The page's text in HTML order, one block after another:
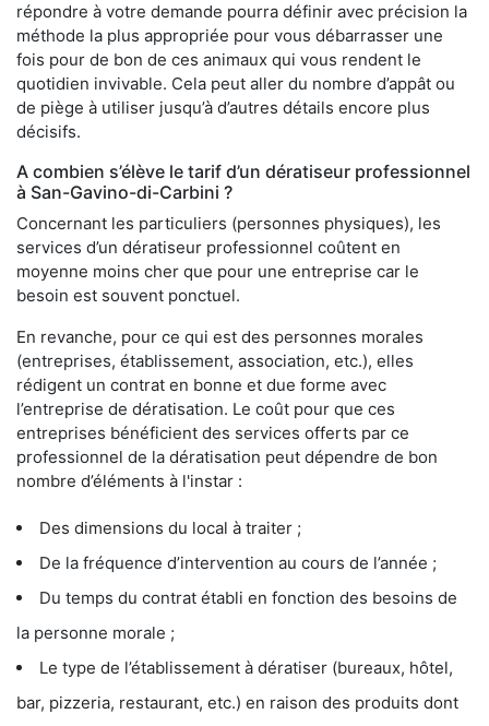
répondre à votre demande pourra définir avec précision la
méthode la plus appropriée pour vous débarrasser une
fois pour de bon de ces animaux qui vous rendent le
quotidien invivable. Cela peut aller du nombre d’appât ou
de piège à utiliser jusqu’à d’autres détails encore plus
décisifs.
A combien s’élève le tarif d’un dératiseur professionnel
à San-Gavino-di-Carbini ?
Concernant les particuliers (personnes physiques), les
services d’un dératiseur professionnel coûtent en
moyenne moins cher que pour une entreprise car le
besoin est souvent ponctuel.
En revanche, pour ce qui est des personnes morales
(entreprises, établissement, association, etc.), elles
rédigent un contrat en bonne et due forme avec
l’entreprise de dératisation. Le coût pour que ces
entreprises bénéficient des services offerts par ce
professionnel de la dératisation peut dépendre de bon
nombre d’éléments à l'instar :
Des dimensions du local à traiter ;
De la fréquence d’intervention au cours de l’année ;
Du temps du contrat établi en fonction des besoins de
la personne morale ;
Le type de l’établissement à dératiser (bureaux, hôtel,
bar, pizzeria, restaurant, etc.) en raison des produits dont